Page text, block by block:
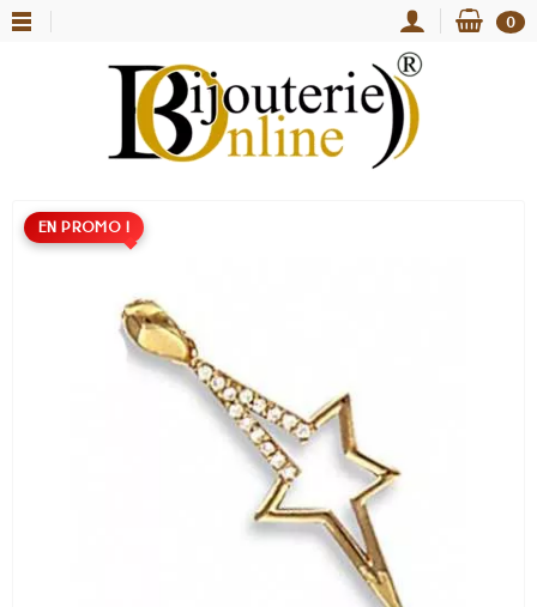
0
EN PROMO !